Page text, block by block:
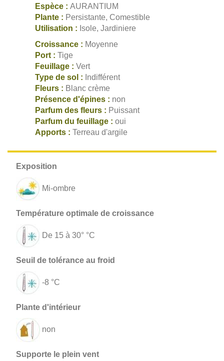
Espèce : AURANTIUM
Plante : Persistante, Comestible
Utilisation : Isole, Jardiniere
Croissance : Moyenne
Port : Tige
Feuillage : Vert
Type de sol : Indifférent
Fleurs : Blanc crème
Présence d'épines : non
Parfum des fleurs : Puissant
Parfum du feuillage : oui
Apports : Terreau d'argile
Mi-ombre
De 15 à 30° °C
-8 °C
non